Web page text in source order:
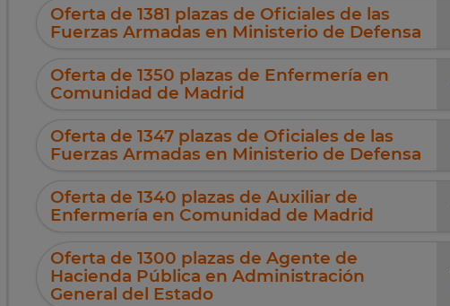
Oferta de 1381 plazas de Oficiales de las
Fuerzas Armadas en Ministerio de Defensa
Oferta de 1350 plazas de Enfermería en
Comunidad de Madrid
Oferta de 1347 plazas de Oficiales de las
Fuerzas Armadas en Ministerio de Defensa
Oferta de 1340 plazas de Auxiliar de
Enfermería en Comunidad de Madrid
Oferta de 1300 plazas de Agente de
Hacienda Pública en Administración
General del Estado